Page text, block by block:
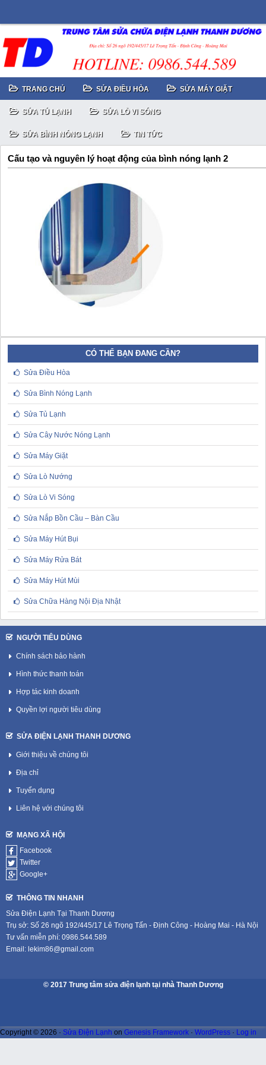
TRANG CHỦ SỬA ĐIỀU HÒA SỬA MÁY GIẶT
SỬA TỦ LẠNH SỬA LÒ VI SÓNG
SỬA BÌNH NÓNG LẠNH TIN TỨC
Cấu tạo và nguyên lý hoạt động của bình nóng lạnh 2
CÓ THỂ BẠN ĐANG CẦN?
Sửa Điều Hòa
Sửa Bình Nóng Lạnh
Sửa Tủ Lạnh
Sửa Cây Nước Nóng Lạnh
Sửa Máy Giặt
Sửa Lò Nướng
Sửa Lò Vi Sóng
Sửa Nắp Bồn Cầu – Bàn Cầu
Sửa Máy Hút Bụi
Sửa Máy Rửa Bát
Sửa Máy Hút Mùi
Sửa Chữa Hàng Nội Địa Nhật
NGƯỜI TIÊU DÙNG
Chính sách bảo hành
Hình thức thanh toán
Hợp tác kinh doanh
Quyền lợi người tiêu dùng
SỬA ĐIỆN LẠNH THANH DƯƠNG
Giới thiệu về chúng tôi
Địa chỉ
Tuyển dụng
Liên hệ với chúng tôi
MẠNG XÃ HỘI
Facebook
Twitter
Google+
THÔNG TIN NHANH
Sửa Điện Lạnh Tại Thanh Dương
Trụ sở: Số 26 ngõ 192/445/17 Lê Trọng Tấn - Định Công - Hoàng Mai - Hà Nội
Tư vấn miễn phí: 0986.544.589
Email: lekim86@gmail.com
© 2017 Trung tâm sửa điện lạnh tại nhà Thanh Dương
Copyright © 2026 · Sửa Điện Lạnh on Genesis Framework · WordPress · Log in